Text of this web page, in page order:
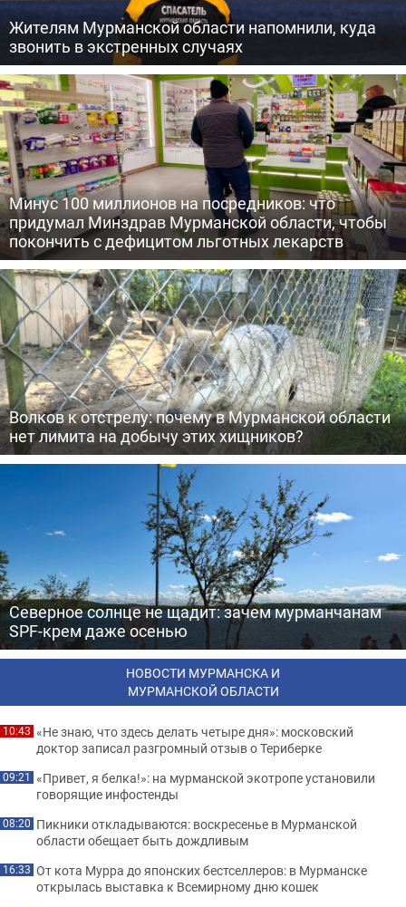
Жителям Мурманской области напомнили, куда
звонить в экстренных случаях
Минус 100 миллионов на посредников: что
придумал Минздрав Мурманской области, чтобы
покончить с дефицитом льготных лекарств
Волков к отстрелу: почему в Мурманской области
нет лимита на добычу этих хищников?
Северное солнце не щадит: зачем мурманчанам
SPF-крем даже осенью
НОВОСТИ МУРМАНСКА И
МУРМАНСКОЙ ОБЛАСТИ
10:43 «Не знаю, что здесь делать четыре дня»: московский
доктор записал разгромный отзыв о Териберке
09:21 «Привет, я белка!»: на мурманской экотропе установили
говорящие инфостенды
08:20 Пикники откладываются: воскресенье в Мурманской
области обещает быть дождливым
16:33 От кота Мурра до японских бестселлеров: в Мурманске
открылась выставка к Всемирному дню кошек